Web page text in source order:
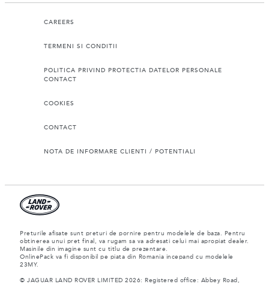
CAREERS
TERMENI SI CONDITII
POLITICA PRIVIND PROTECTIA DATELOR PERSONALE
CONTACT
COOKIES
CONTACT
NOTA DE INFORMARE CLIENTI / POTENTIALI
Preturile afisate sunt preturi de pornire pentru modelele de baza. Pentru
obtinerea unui pret final, va rugam sa va adresati celui mai apropiat dealer.
Masinile din imagine sunt cu titlu de prezentare.
OnlinePack va fi disponibil pe piata din Romania incepand cu modelele
23MY.
© JAGUAR LAND ROVER LIMITED 2026: Registered office: Abbey Road,